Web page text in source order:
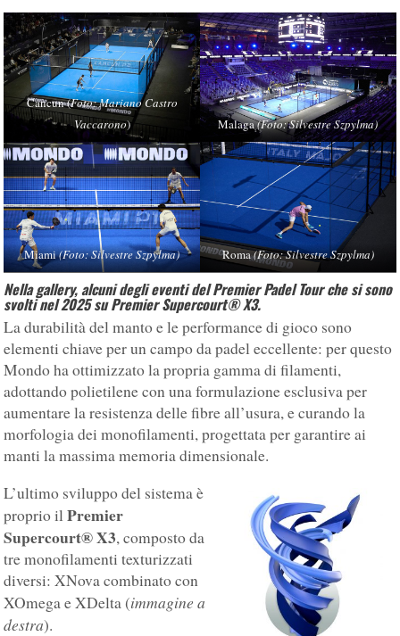
Cancun (Foto: Mariano Castro
Vaccarono) Malaga(Foto: Silvestre Szpylma)
Miami(Foto: Silvestre Szpylma) Roma(Foto: Silvestre Szpylma)
Nella gallery, alcuni degli eventi del Premier Padel Tour che si sono
svolti nel 2025 su Premier Supercourt® X3.
La durabilità del manto e le performance di gioco sono
elementi chiave per un campo da padel eccellente: per questo
Mondo ha ottimizzato la propria gamma di filamenti,
adottando polietilene con una formulazione esclusiva per
aumentare la resistenza delle fibre all’usura, e curando la
morfologia dei monofilamenti, progettata per garantire ai
manti la massima memoria dimensionale.
L’ultimo sviluppo del sistema è
proprio ilPremier
Supercourt® X3, composto da
tre monofilamenti texturizzati
diversi: XNova combinato con
XOmega e XDelta (immagine a
destra).